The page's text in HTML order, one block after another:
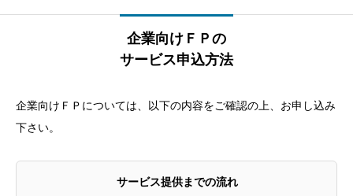
企業向けＦＰの
サービス申込方法
企業向けＦＰについては、以下の内容をご確認の上、お申し込み
下さい。
サービス提供までの流れ